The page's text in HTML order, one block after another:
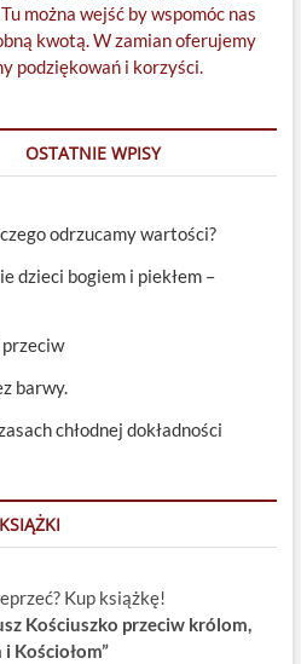
można wejść by wspomóc nas
kwotą. W zamian oferujemy
podziękowań i korzyści.
OSTATNIE WPISY
odrzucamy wartości?
dzieci bogiem i piekłem –
barwy.
chłodnej dokładności
KSIĄŻKI
Kup książkę!
Kościuszko przeciw królom,
Kościołom”